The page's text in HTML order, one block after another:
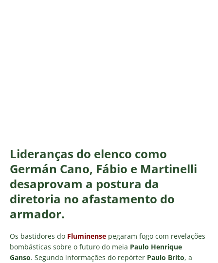
Lideranças do elenco como
Germán Cano, Fábio e Martinelli
desaprovam a postura da
diretoria no afastamento do
armador.
Os bastidores do Fluminense pegaram fogo com revelações
bombásticas sobre o futuro do meia Paulo Henrique
Ganso. Segundo informações do repórter Paulo Brito, a